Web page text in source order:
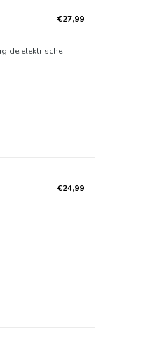
€27,99
de elektrische
€24,99